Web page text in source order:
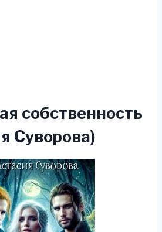
собственность
Суворова)